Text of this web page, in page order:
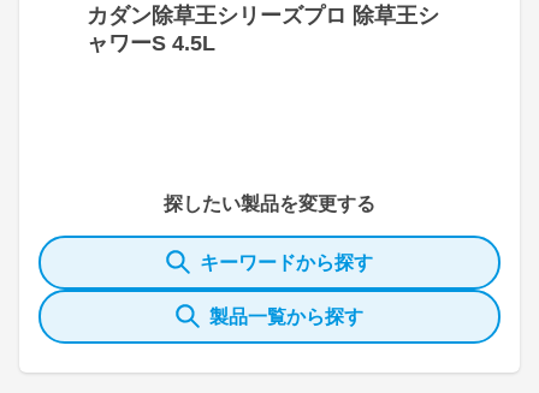
カダン除草王シリーズプロ 除草王シ
ャワーS 4.5L
探したい製品を変更する
キーワードから探す
製品一覧から探す